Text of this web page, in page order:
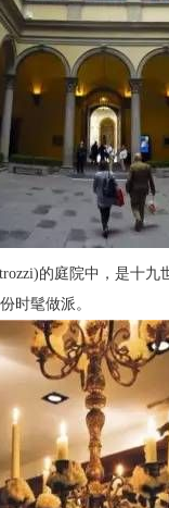
的庭院中，是十九
时髦做派。